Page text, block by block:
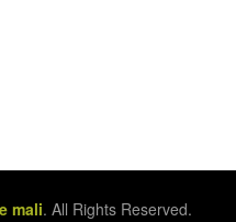
mali. All Rights Reserved.